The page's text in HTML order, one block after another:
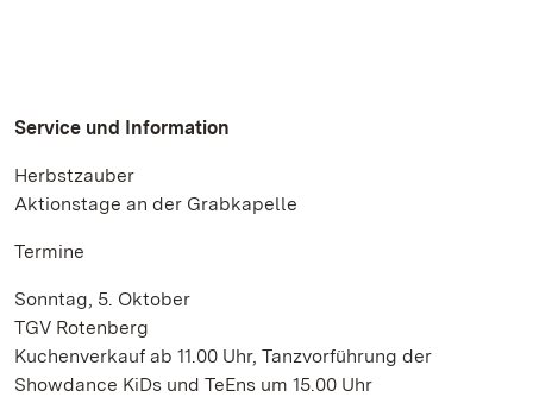
Service und Information
Herbstzauber
Aktionstage an der Grabkapelle
Termine
Sonntag, 5. Oktober
TGV Rotenberg
Kuchenverkauf ab 11.00 Uhr, Tanzvorführung der
Showdance KiDs und TeEns um 15.00 Uhr